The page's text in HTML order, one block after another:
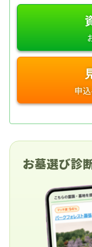
お墓選び診